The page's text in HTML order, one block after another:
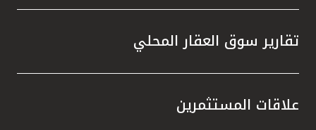
تقارير سوق العقار المحلي
علاقات المستثمرين